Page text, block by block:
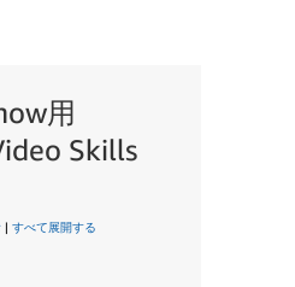
用
Skills
| すべて展開する